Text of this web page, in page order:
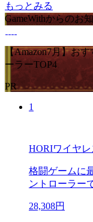
もっとみる
GameWithからのお
【Amazon7月】お
ーラーTOP4
PR
1
HORIワイヤ
格闘ゲームに
ントローラー
28,308円